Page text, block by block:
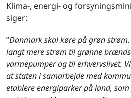
Klima-, energi- og
siger:
”Danmark skal køre på grøn
langt mere strøm til grønne
varmepumper og til erhvervslivet.
at staten i samarbejde med
etablere energiparker på land,